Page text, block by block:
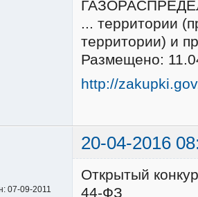
... территории
территории) и
Размещено:
http://
20-04-2016
07-09-2011
Открытый
44-ФЗ